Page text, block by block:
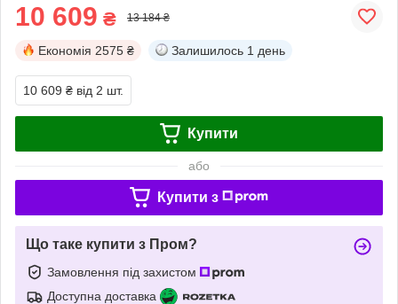
10 609 ₴ 13 184 ₴
Економія 2575 ₴ Залишилось 1 день
10 609 ₴ від 2 шт.
Купити
або
Купити з
Що таке купити з Пром?
Замовлення під захистом
Доступна доставка